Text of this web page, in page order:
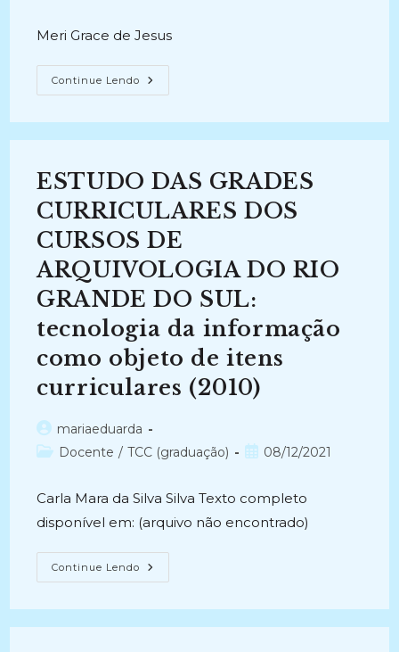
Meri Grace de Jesus
Continue Lendo ARQUIVÍSTICA:
Sua
Tecnologia
E
Das
Novas
Tendências
No
Mercado
Trabalho
(2008)
ESTUDO DAS GRADES
CURRICULARES DOS
CURSOS DE
ARQUIVOLOGIA DO RIO
GRANDE DO SUL:
tecnologia da informação
como objeto de itens
curriculares (2010)
Autor
do
mariaeduarda
Categoria
Docente / TCC (graduação)
Post08/12/2021
Carla Mara da Silva Silva Texto completo
disponível em: (arquivo não encontrado)
Continue Lendo ESTUDO
DAS
CURSOS